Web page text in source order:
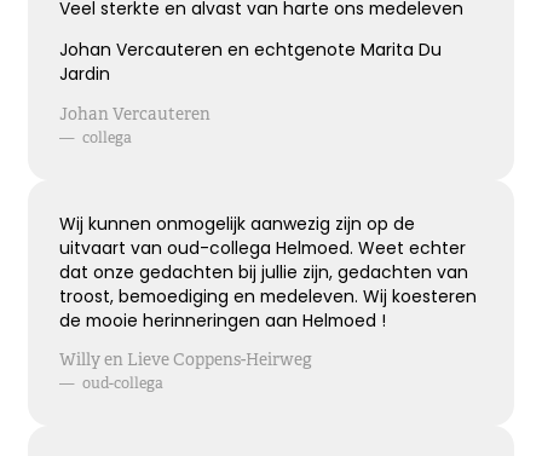
Veel sterkte en alvast van harte ons medeleven
Johan Vercauteren en echtgenote Marita Du
Jardin
Johan Vercauteren
— collega
Wij kunnen onmogelijk aanwezig zijn op de
uitvaart van oud-collega Helmoed. Weet echter
dat onze gedachten bij jullie zijn, gedachten van
troost, bemoediging en medeleven. Wij koesteren
de mooie herinneringen aan Helmoed !
Willy en Lieve Coppens-Heirweg
— oud-collega